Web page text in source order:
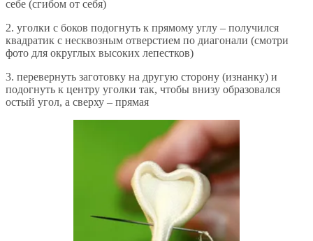
себе (сгибом от себя)
2. уголки с боков подогнуть к прямому углу – получился
квадратик с несквозным отверстием по диагонали (смотри
фото для округлых высоких лепестков)
3. перевернуть заготовку на другую сторону (изнанку) и
подогнуть к центру уголки так, чтобы внизу образовался
остый угол, а сверху – прямая